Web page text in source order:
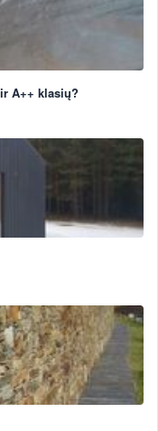
A++ klasių?